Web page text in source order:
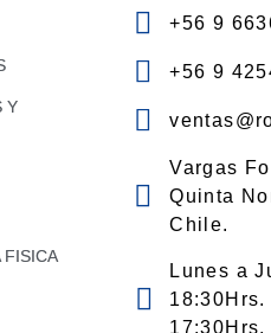
Y
FISICA
+56 9
+56 9
Vargas
Quinta
Chile.
Lunes a
17:30Hrs.